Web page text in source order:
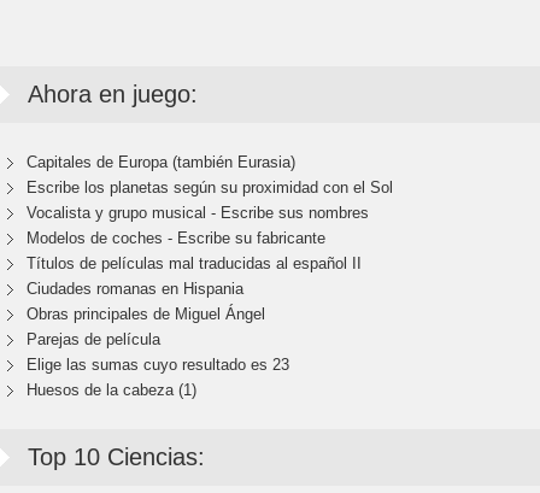
Ahora en juego:
Capitales de Europa (también Eurasia)
Escribe los planetas según su proximidad con el Sol
Vocalista y grupo musical - Escribe sus nombres
Modelos de coches - Escribe su fabricante
Títulos de películas mal traducidas al español II
Ciudades romanas en Hispania
Obras principales de Miguel Ángel
Parejas de película
Elige las sumas cuyo resultado es 23
Huesos de la cabeza (1)
Top 10 Ciencias: